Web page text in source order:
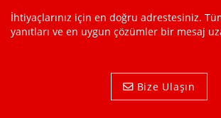
İhtiyaçlarınız için en doğru adrestesiniz.
yanıtları ve en uygun çözümler bir mesaj
Bize Ulaşın